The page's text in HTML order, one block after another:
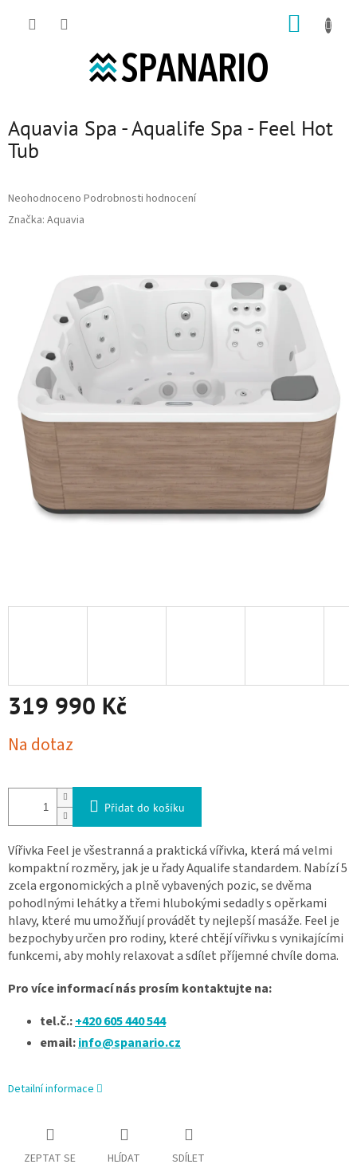
Aquavia Spa - Aqualife Spa - Feel Hot
Tub
Průměrné hodnocení produktu je 0,0 z 5 hvězdiček.
Neohodnoceno Podrobnosti hodnocení
Značka: Aquavia
319 990 Kč
Na dotaz
Přidat do košíku
Vířivka Feel je všestranná a praktická vířivka, která má velmi
kompaktní rozměry, jak je u řady Aqualife standardem. Nabízí 5
zcela ergonomických a plně vybavených pozic, se dvěma
pohodlnými lehátky a třemi hlubokými sedadly s opěrkami
hlavy, které mu umožňují provádět ty nejlepší masáže. Feel je
bezpochyby určen pro rodiny, které chtějí vířivku s vynikajícími
funkcemi, aby mohly relaxovat a sdílet příjemné chvíle doma.
Pro více informací nás prosím kontaktujte na:
tel.č.:+420 605 440 544
email:info@spanario.cz
Detailní informace
ZEPTAT SE HLÍDAT SDÍLET